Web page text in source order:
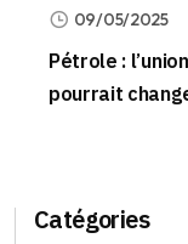
09/05/2025
Pétrole :
pourrait
Catégories